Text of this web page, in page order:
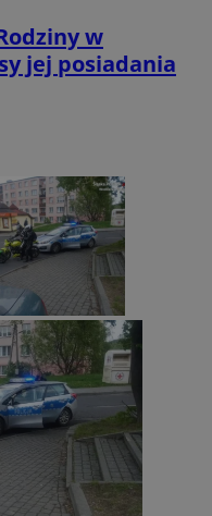
w
jej posiadania